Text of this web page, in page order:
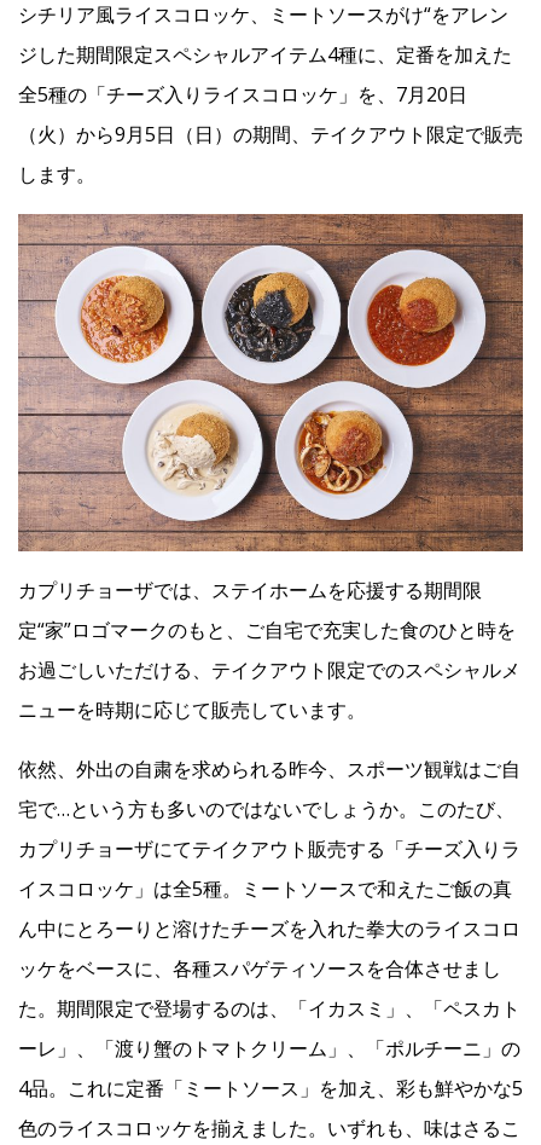
Contact
Facebook
シチリア風ライスコロッケ、ミートソースがけ“をアレン
ジした期間限定スペシャルアイテム4種に、定番を加えた
全5種の「チーズ入りライスコロッケ」を、7月20日
（火）から9月5日（日）の期間、テイクアウト限定で販売
します。
カプリチョーザでは、ステイホームを応援する期間限
定“家”ロゴマークのもと、ご自宅で充実した食のひと時を
お過ごしいただける、テイクアウト限定でのスペシャルメ
ニューを時期に応じて販売しています。
依然、外出の自粛を求められる昨今、スポーツ観戦はご自
宅で…という方も多いのではないでしょうか。このたび、
カプリチョーザにてテイクアウト販売する「チーズ入りラ
イスコロッケ」は全5種。ミートソースで和えたご飯の真
ん中にとろーりと溶けたチーズを入れた拳大のライスコロ
ッケをベースに、各種スパゲティソースを合体させまし
た。期間限定で登場するのは、「イカスミ」、「ペスカト
ーレ」、「渡り蟹のトマトクリーム」、「ポルチーニ」の
4品。これに定番「ミートソース」を加え、彩も鮮やかな5
色のライスコロッケを揃えました。いずれも、味はさるこ